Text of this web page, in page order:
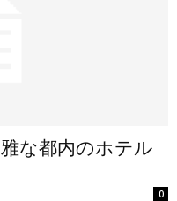
な都内のホテル
0